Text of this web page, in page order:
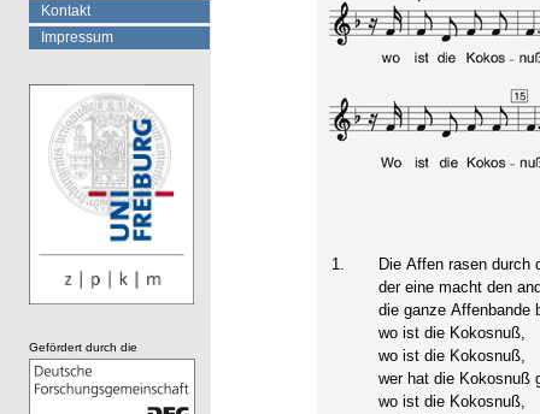
1.
Die Affen rasen durch
der eine macht den
die ganze Affenbande
wo ist die Kokosnuß,
wo ist die Kokosnuß,
wer hat die Kokosnuß
wo ist die Kokosnuß,
Kontakt
Impressum
Gefördert durch die